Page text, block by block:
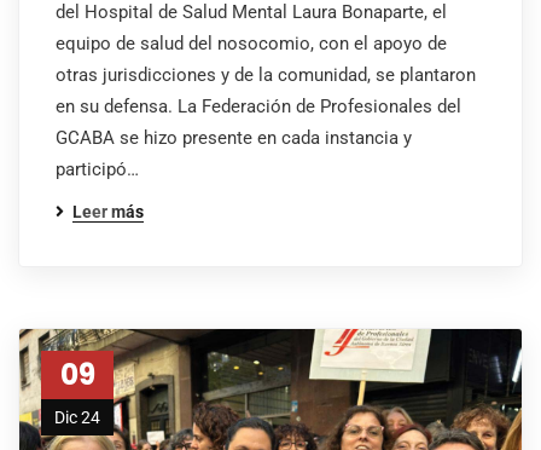
del Hospital de Salud Mental Laura Bonaparte, el
equipo de salud del nosocomio, con el apoyo de
otras jurisdicciones y de la comunidad, se plantaron
en su defensa. La Federación de Profesionales del
GCABA se hizo presente en cada instancia y
participó…
Leer más
09
Dic 24